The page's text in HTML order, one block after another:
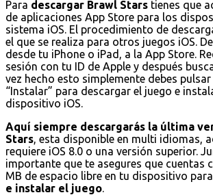
Para descargar Brawl Stars tienes que
de aplicaciones App Store para los
sistema iOS. El procedimiento de
el que se realiza para otros juegos iOS.
desde tu iPhone o iPad, a la App Store.
sesión con tu ID de Apple y después
vez hecho esto simplemente debes
“Instalar” para descargar el juego e
dispositivo iOS.
Aquí siempre descargarás la última
Stars, esta disponible en multi idiomas,
requiere iOS 8.0 o una versión superior.
importante que te asegures que cuentas
MB de espacio libre en tu dispositivo
e instalar el juego.